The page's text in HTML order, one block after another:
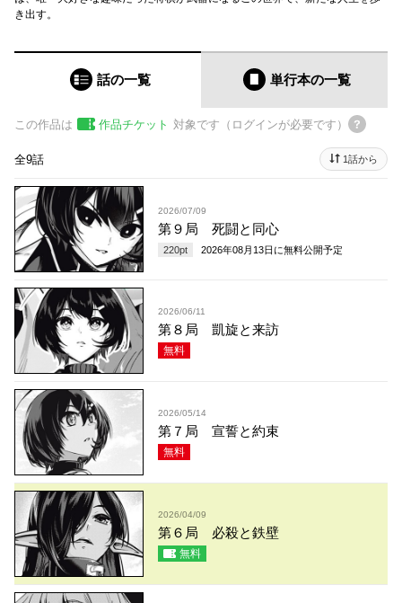
き出す。
話の一覧 単行本の一覧
この作品は 作品チケット 対象です（ログインが必要です）
全9話 1話から
2026/07/09
第９局 死闘と同心
220pt 2026年08月13日 に無料公開予定
2026/06/11
第８局 凱旋と来訪
無料
2026/05/14
第７局 宣誓と約束
無料
2026/04/09
第６局 必殺と鉄壁
無料